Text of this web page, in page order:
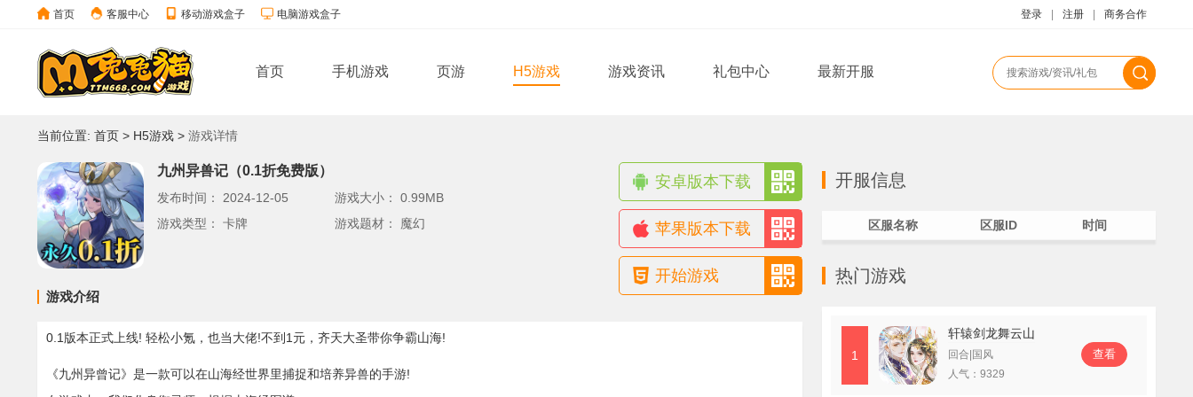
首页 客服中心 移动游戏盒子 电脑游戏盒子 登录 注册 商务合作
首页 手机游戏 页游 H5游戏 游戏资讯 礼包中心 最新开服
当前位置: 首页 > H5游戏 > 游戏详情
九州异兽记（0.1折免费版）
发布时间： 2024-12-05
游戏类型： 卡牌
游戏大小： 0.99MB
游戏题材： 魔幻
安卓版本下载
苹果版本下载
开始游戏
游戏介绍
0.1版本正式上线! 轻松小氪，也当大佬!不到1元，齐天大圣带你争霸山海!
《九州异曾记》是一款可以在山海经世界里捕捉和培养异兽的手游!
开服信息
区服名称 区服ID 时间
热门游戏
1
轩辕剑龙舞云山
回合|国风
人气： 9329
查看